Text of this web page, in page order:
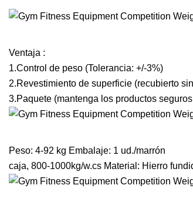
Ventaja :
1.Control de peso (Tolerancia: +/-3%)
2.Revestimiento de superficie (recubierto
3.Paquete (mantenga los productos
Peso: 4-92 kg Embalaje: 1 ud./marrón
caja, 800-1000kg/w.cs Material: Hierro